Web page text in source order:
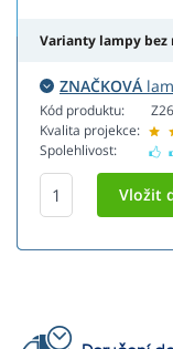
Varianty lampy bez
ZNAČKOVÁ
Kód produktu:
Kvalita projekce:
Spolehlivost: